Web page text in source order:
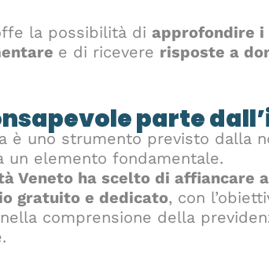
la possibilità di approfondire
e di ricevere risposte a
parte
è uno strumento previsto dalla
un elemento fondamentale.
Veneto ha scelto di affiancare
gratuito e dedicato, con
comprensione della